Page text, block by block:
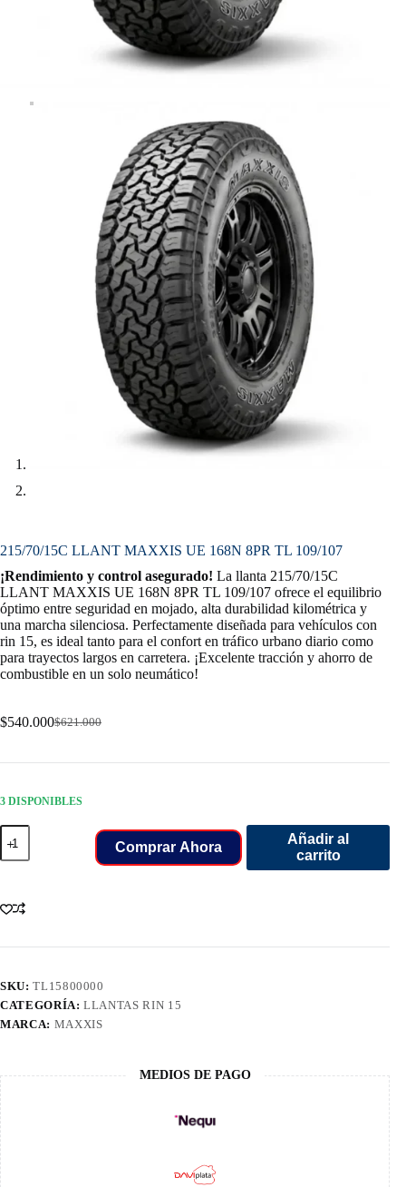
215/70/15C LLANT MAXXIS UE 168N 8PR TL 109/107
¡Rendimiento y control asegurado! La llanta 215/70/15C
LLANT MAXXIS UE 168N 8PR TL 109/107 ofrece el equilibrio
óptimo entre seguridad en mojado, alta durabilidad kilométrica y
una marcha silenciosa. Perfectamente diseñada para vehículos con
rin 15, es ideal tanto para el confort en tráfico urbano diario como
para trayectos largos en carretera. ¡Excelente tracción y ahorro de
combustible en un solo neumático!
$621.000
Original
was:
$540.000Current
is:
3 DISPONIBLES
215/70/15C
LLANT
MAXXIS
8PR
Comprar Ahora
Añadir al
carrito
SKU:TL15800000
CATEGORÍA:LLANTAS RIN 15
MARCA: MAXXIS
MEDIOS DE PAGO